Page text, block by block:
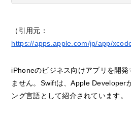
（引用元：
https://apps.apple.com/jp/app/
iPhoneのビジネス向けアプリを開
ません。Swiftは、Apple Developer
ング言語として紹介されています。